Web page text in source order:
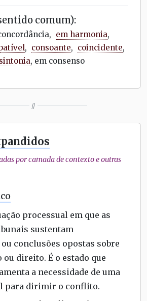
comum):
em harmonia,
, consoante, coincidente,
, em consenso
//
por camada de contexto e outras
processual em que as
sustentam
conclusões opostas sobre
direito. É o estado que
a necessidade de uma
para dirimir o conflito.